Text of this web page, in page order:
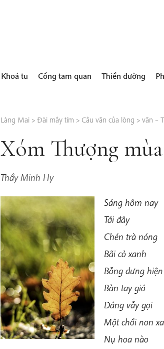
Khoá tu Cổng tam quan Thiền đường
Làng Mai> Đài mây tím > Câu văn của lòng > văn –
Xóm Thượng
Thầy Minh Hy
Sáng hôm nay
Tới đây
Chén trà nóng
Bãi cỏ xanh
Bỗng dưng
Bàn tay gió
Dáng vẫy gọi
Một chồi non
Nụ hoa nào